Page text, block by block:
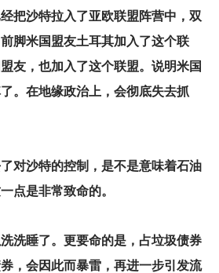
把沙特拉入了亚欧联盟阵营中，双
脚米国盟友土耳其加入了这个联
友，也加入了这个联盟。说明米国
。在地缘政治上，会彻底失去抓
对沙特的控制，是不是意味着石油
点是非常致命的。
洗睡了。更要命的是，占垃圾债券
，会因此而暴雷，再进一步引发流